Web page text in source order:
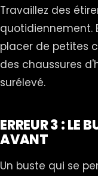
Travaillez des
quotidiennement.
placer de petites
des chaussures
surélevé.
ERREUR 3 : LE
AVANT
Un buste qui se